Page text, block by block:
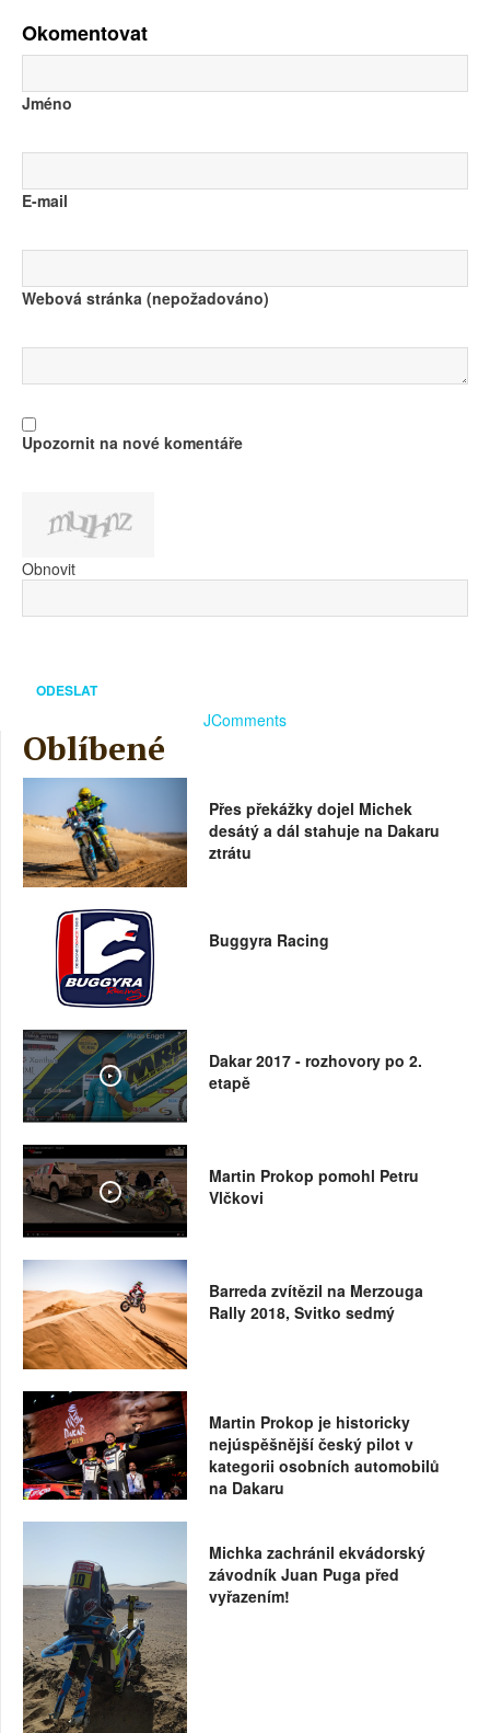
Okomentovat
Jméno
E-mail
Webová stránka (nepožadováno)
Upozornit na nové komentáře
Obnovit
ODESLAT
JComments
Oblíbené
Přes překážky dojel Michek
desátý a dál stahuje na Dakaru
ztrátu
Buggyra Racing
Dakar 2017 - rozhovory po 2.
etapě
Martin Prokop pomohl Petru
Vlčkovi
Barreda zvítězil na Merzouga
Rally 2018, Svitko sedmý
Martin Prokop je historicky
nejúspěšnější český pilot v
kategorii osobních automobilů
na Dakaru
Michka zachránil ekvádorský
závodník Juan Puga před
vyřazením!